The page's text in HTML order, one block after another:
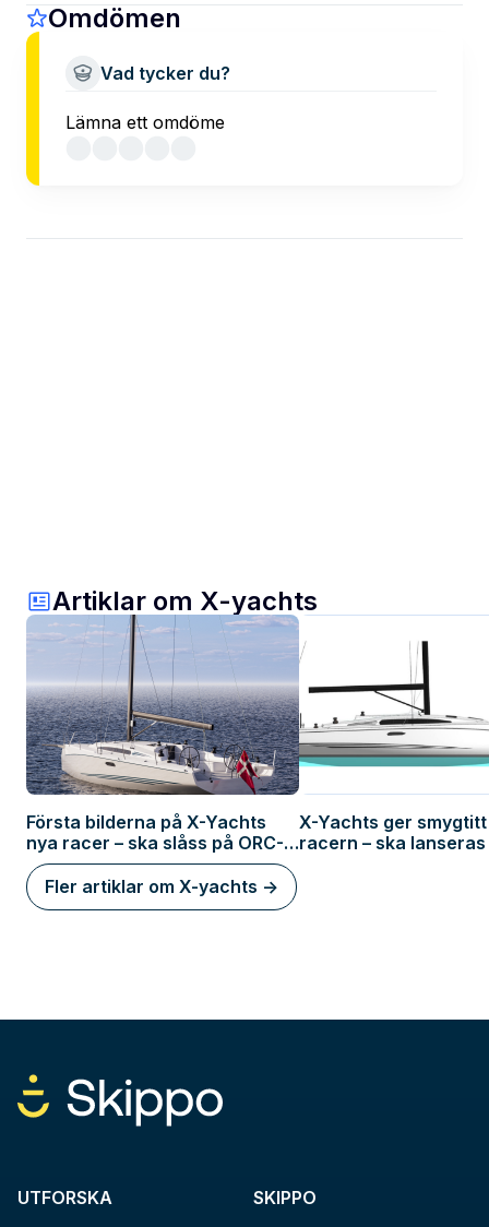
Omdömen
Vad tycker du?
Lämna ett omdöme
Artiklar om X-yachts
Första bilderna på X-Yachts
nya racer – ska slåss på ORC-
banorna
X-Yachts ger
racern – ska
Fler artiklar om X-yachts ->
UTFORSKA SKIPPO